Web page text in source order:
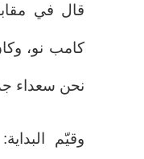
كامب نو،
نحن سعداء
وقيّم